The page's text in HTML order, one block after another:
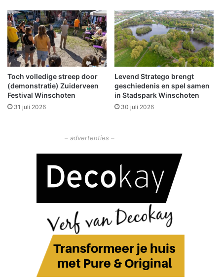
k
a
m
p
i
o
e
n
s
c
Toch volledige streep door
(demonstratie) Zuiderveen
Festival Winschoten
31 juli 2026
Levend Stratego brengt
geschiedenis en spel samen
in Stadspark Winschoten
30 juli 2026
– advertenties –